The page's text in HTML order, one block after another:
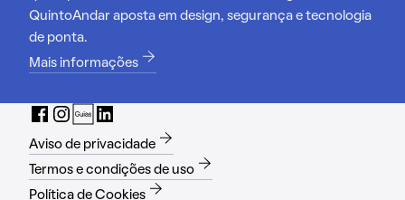
QuintoAndar aposta em design, segurança e tecnologia
de ponta.
Mais informações
Aviso de privacidade
Termos e condições de uso
Política de Cookies